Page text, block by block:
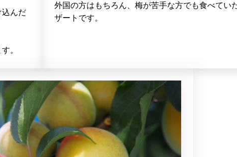
込んだ
。
外国の方はもちろん、梅が苦手な方でも食べてい
ザートです。